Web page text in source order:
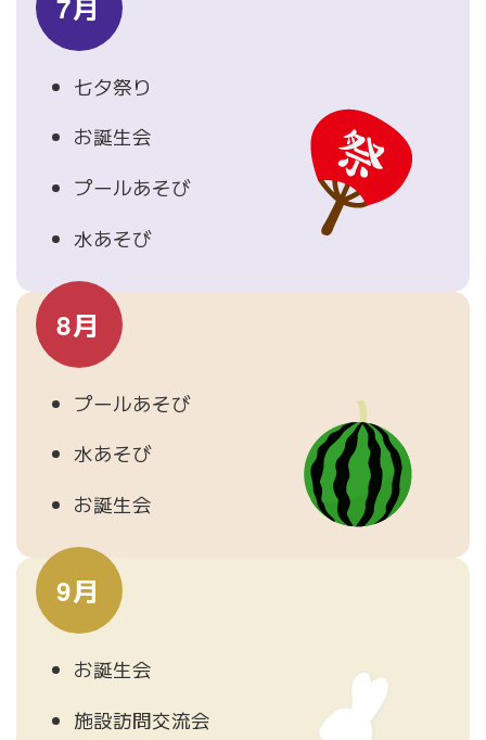
7月
七夕祭り
お誕生会
プールあそび
水あそび
8月
プールあそび
水あそび
お誕生会
9月
お誕生会
施設訪問交流会